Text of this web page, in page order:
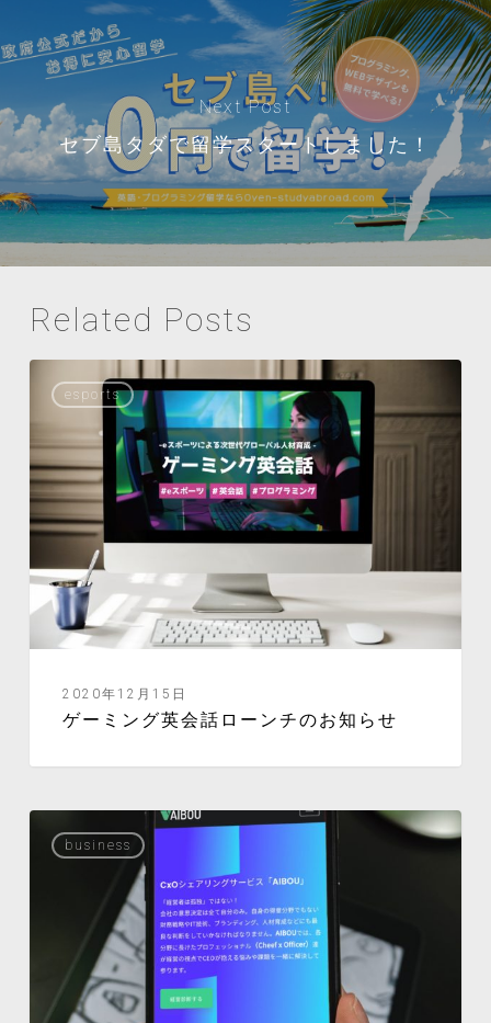
Next Post
セブ島タダで留学スタートしました！
Related Posts
esports
2020年12月15日
ゲーミング英会話ローンチのお知らせ
business